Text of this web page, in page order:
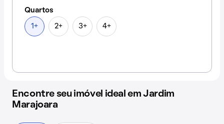
Quartos
1+ 2+ 3+ 4+
Encontre seu imóvel ideal em Jardim
Marajoara